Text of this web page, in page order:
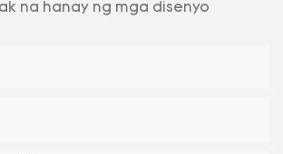
na hanay ng mga disenyo